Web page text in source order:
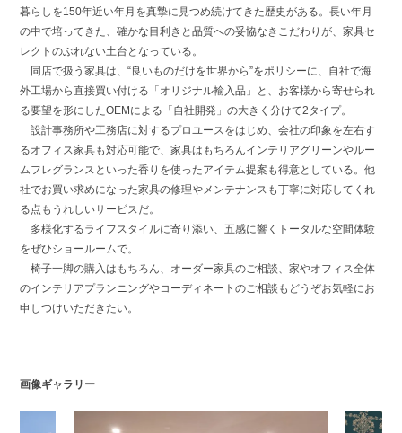
暮らしを150年近い年月を真摯に見つめ続けてきた歴史がある。長い年月
の中で培ってきた、確かな目利きと品質への妥協なきこだわりが、家具セ
レクトのぶれない土台となっている。
同店で扱う家具は、“良いものだけを世界から”をポリシーに、自社で海
外工場から直接買い付ける「オリジナル輸入品」と、お客様から寄せられ
る要望を形にしたOEMによる「自社開発」の大きく分けて2タイプ。
設計事務所や工務店に対するプロユースをはじめ、会社の印象を左右す
るオフィス家具も対応可能で、家具はもちろんインテリアグリーンやルー
ムフレグランスといった香りを使ったアイテム提案も得意としている。他
社でお買い求めになった家具の修理やメンテナンスも丁寧に対応してくれ
る点もうれしいサービスだ。
多様化するライフスタイルに寄り添い、五感に響くトータルな空間体験
をぜひショールームで。
椅子一脚の購入はもちろん、オーダー家具のご相談、家やオフィス全体
のインテリアプランニングやコーディネートのご相談もどうぞお気軽にお
申しつけいただきたい。
画像ギャラリー